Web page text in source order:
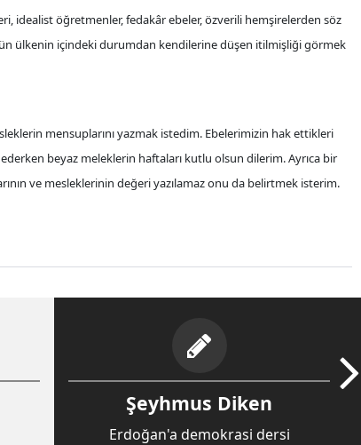
idealist öğretmenler, fedakâr ebeler, özverili hemşirelerden söz
ülkenin içindeki durumdan kendilerine düşen itilmişliği görmek
mensuplarını yazmak istedim. Ebelerimizin hak ettikleri
beyaz meleklerin haftaları kutlu olsun dilerim. Ayrıca bir
ve mesleklerinin değeri yazılamaz onu da belirtmek isterim.
Şeyhmus Diken
Erdoğan'a demokrasi dersi